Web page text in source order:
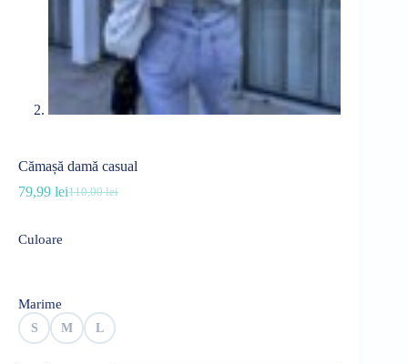
Cămașă damă casual
110,00lei
Prețul
79,99 leiPrețul
Culoare
Marime
S M L